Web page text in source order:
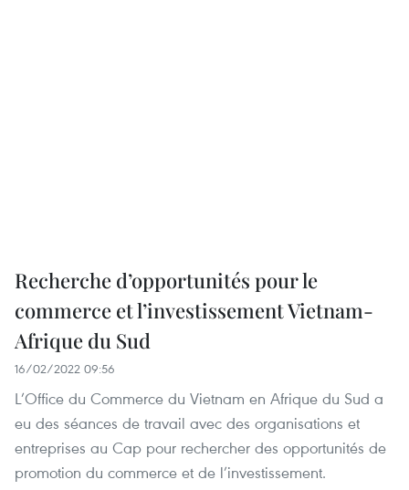
Recherche d’opportunités pour le
commerce et l’investissement Vietnam-
Afrique du Sud
16/02/2022 09:56
L’Office du Commerce du Vietnam en Afrique du Sud a
eu des séances de travail avec des organisations et
entreprises au Cap pour rechercher des opportunités de
promotion du commerce et de l’investissement.